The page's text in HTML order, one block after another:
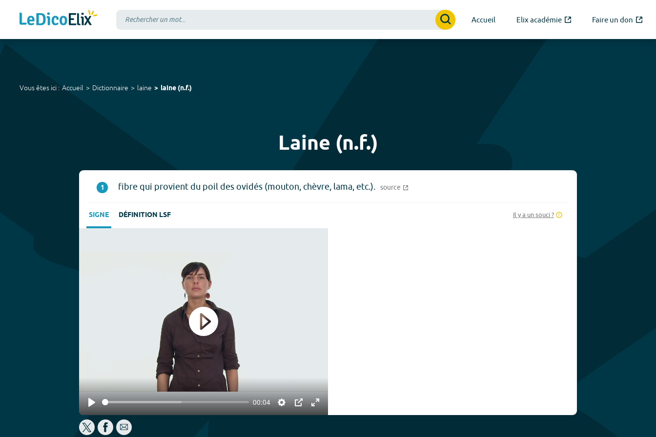
Accueil Elix académie Faire un don
Vous êtes ici : Accueil Dictionnaire laine laine (n.f.)
Laine (n.f.)
1 fibre qui provient du poil des ovidés (mouton, chèvre, lama, etc.). source
SIGNE DÉFINITION LSF Il y a un souci ?
Play
00:04
Settings
PIP Enter
Play